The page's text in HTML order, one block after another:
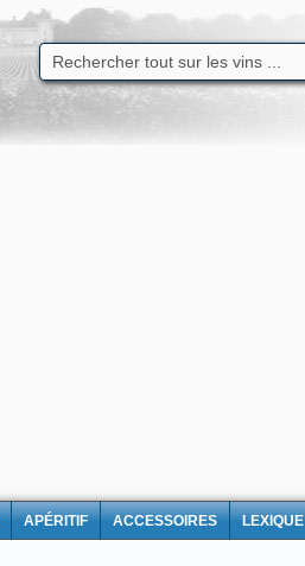
APÉRITIF ACCESSOIRES LEXIQUE